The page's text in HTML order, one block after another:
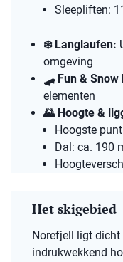
Sleepliften:
❄️Langlaufen:
omgeving
🛹 Fun & Snow
elementen
🌄Hoogte &
Hoogste
Dal: ca. 190
Het skigebied
Norefjell ligt dicht
indrukwekkend